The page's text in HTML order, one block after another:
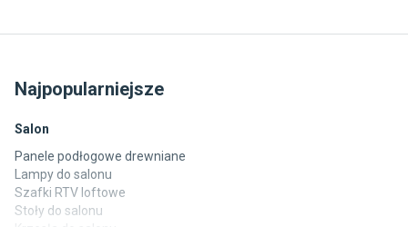
Najpopularniejsze
Salon
Panele podłogowe drewniane
Lampy do salonu
Szafki RTV loftowe
Stoły do salonu